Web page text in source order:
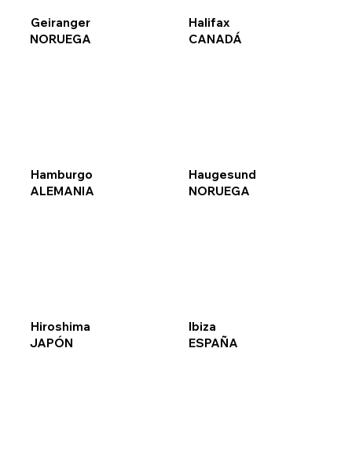
Geiranger
NORUEGA
Halifax
CANADÁ
Hamburgo
ALEMANIA
Haugesund
NORUEGA
Hiroshima
JAPÓN
Ibiza
ESPAÑA